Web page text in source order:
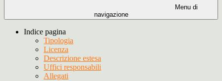
Menu di
navigazione
Indice pagina
Tipologia
Licenza
Descrizione estesa
Uffici responsabili
Allegati